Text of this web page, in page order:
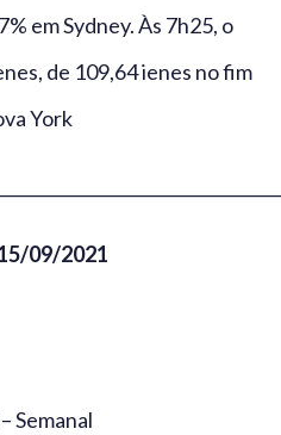
em Sydney. Às 7h25, o
de 109,64 ienes no fim
York
09/2021
Semanal